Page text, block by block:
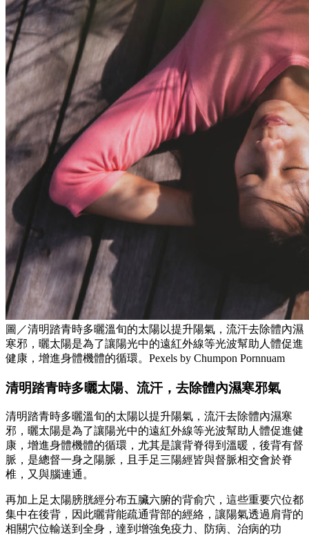
圖／清明踏青時多曬溫旬的太陽以提升陽氣，流汗去除體內濕
寒邪，曬太陽是為了讓陽光中的遠紅外線等光波幫助人體促進
健康，增進身體機體的循環。Pexels by Chumpon Pornnuam
清明踏青時多曬太陽、流汗，去除體內濕寒邪氣
清明踏青時多曬溫旬的太陽以提升陽氣，流汗去除體內濕寒
邪，曬太陽是為了讓陽光中的遠紅外線等光波幫助人體促進健
康，增進身體機體的循環，尤其是讓背脊得到溫暖，後背有督
脈，是總督一身之陽脈，且手足三陽經皆與督脈相交會於脊
椎，又與腦連通。
再加上足太陽膀胱經分布五臟六腑的背俞穴，這些重要穴位都
集中在後背，因此曬背能疏通背部的經絡，讓陽氣透過肩背的
相關穴位輸送到全身，達到增強免疫力、防病、治病的功